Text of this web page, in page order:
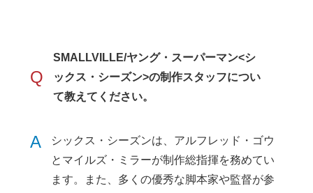
Q
SMALLVILLE/ヤング・スーパーマン<シ
ックス・シーズン>の制作スタッフについ
て教えてください。
A
シックス・シーズンは、アルフレッド・ゴウ
とマイルズ・ミラーが制作総指揮を務めてい
ます。また、多くの優秀な脚本家や監督が参